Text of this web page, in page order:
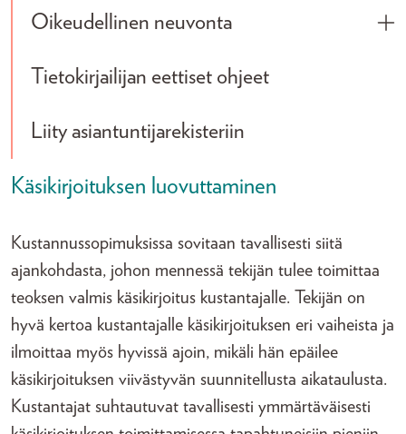
Oikeudellinen neuvonta
Tietokirjailijan eettiset ohjeet
Liity asiantuntijarekisteriin
Käsikirjoituksen luovuttaminen
Kustannussopimuksissa sovitaan tavallisesti siitä
ajankohdasta, johon mennessä tekijän tulee toimittaa
teoksen valmis käsikirjoitus kustantajalle. Tekijän on
hyvä kertoa kustantajalle käsikirjoituksen eri vaiheista ja
ilmoittaa myös hyvissä ajoin, mikäli hän epäilee
käsikirjoituksen viivästyvän suunnitellusta aikataulusta.
Kustantajat suhtautuvat tavallisesti ymmärtäväisesti